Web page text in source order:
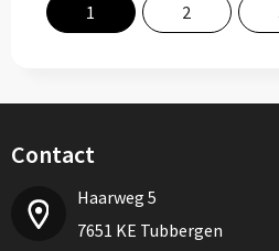
1 2
Contact
Haarweg 5
7651 KE Tubbergen